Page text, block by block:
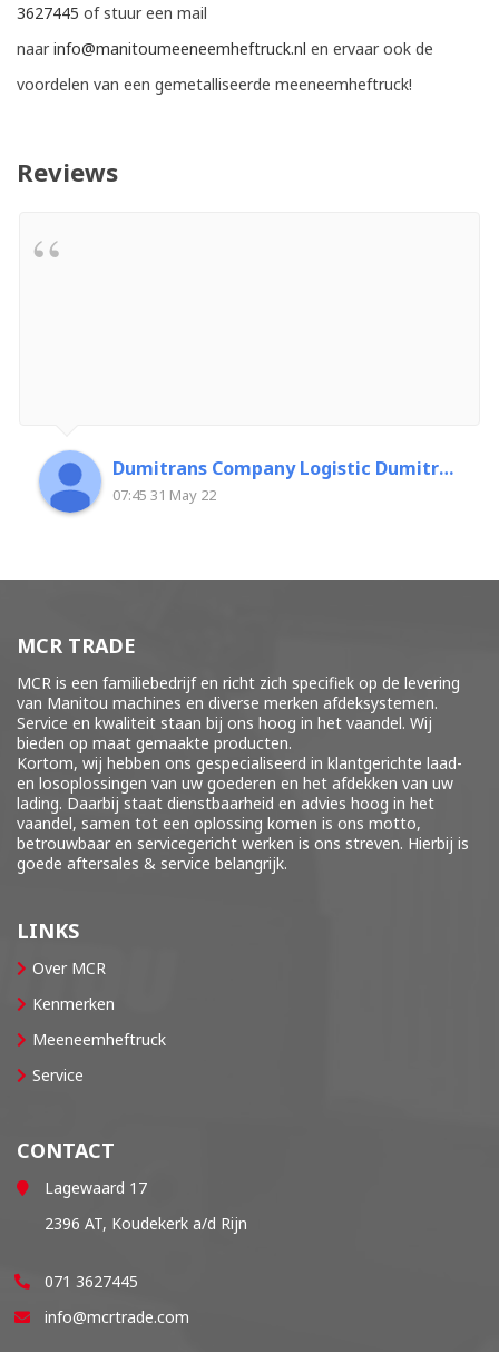
3627445 of stuur een mail
naarinfo@manitoumeeneemheftruck.nl en ervaar ook de
voordelen van een gemetalliseerde meeneemheftruck!
Reviews
Dumitrans Company Logistic Dumitrascu Florin
07:45 31 May 22
MCR TRADE
MCR is een familiebedrijf en richt zich specifiek op de levering
van Manitou machines en diverse merken afdeksystemen.
Service en kwaliteit staan bij ons hoog in het vaandel. Wij
bieden op maat gemaakte producten.
Kortom, wij hebben ons gespecialiseerd in klantgerichte laad-
en losoplossingen van uw goederen en het afdekken van uw
lading. Daarbij staat dienstbaarheid en advies hoog in het
vaandel, samen tot een oplossing komen is ons motto,
betrouwbaar en servicegericht werken is ons streven. Hierbij is
goede aftersales & service belangrijk.
LINKS
Over MCR
Kenmerken
Meeneemheftruck
Service
CONTACT
Lagewaard 17
2396 AT, Koudekerk a/d Rijn
071 3627445
info@mcrtrade.com